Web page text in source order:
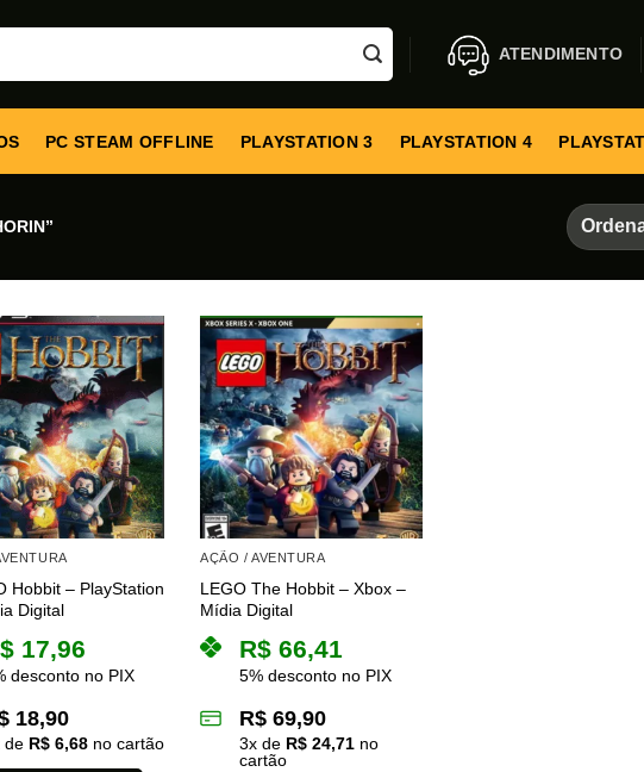
ATENDIMENTO
PC STEAM OFFLINE PLAYSTATION 3 PLAYSTATION 4
Hobbit – PlayStation
Digital
17,96
desconto no PIX
18,90
de R$6,68no cartão
AÇÃO / AVENTURA
LEGO The Hobbit – Xbox –
Mídia Digital
R$ 66,41
5% desconto no PIX
R$ 69,90
3x de R$ 24,71 no
cartão